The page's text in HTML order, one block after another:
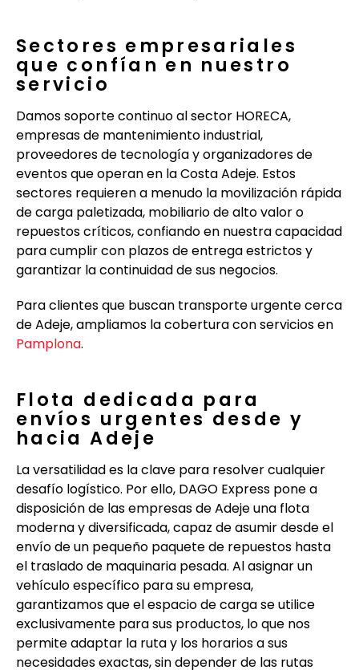
Sectores empresariales
que confían en nuestro
servicio
Damos soporte continuo al sector HORECA,
empresas de mantenimiento industrial,
proveedores de tecnología y organizadores de
eventos que operan en la Costa Adeje. Estos
sectores requieren a menudo la movilización rápida
de carga paletizada, mobiliario de alto valor o
repuestos críticos, confiando en nuestra capacidad
para cumplir con plazos de entrega estrictos y
garantizar la continuidad de sus negocios.
Para clientes que buscan transporte urgente cerca
de Adeje, ampliamos la cobertura con servicios en
Pamplona.
Flota dedicada para
envíos urgentes desde y
hacia Adeje
La versatilidad es la clave para resolver cualquier
desafío logístico. Por ello, DAGO Express pone a
disposición de las empresas de Adeje una flota
moderna y diversificada, capaz de asumir desde el
envío de un pequeño paquete de repuestos hasta
el traslado de maquinaria pesada. Al asignar un
vehículo específico para su empresa,
garantizamos que el espacio de carga se utilice
exclusivamente para sus productos, lo que nos
permite adaptar la ruta y los horarios a sus
necesidades exactas, sin depender de las rutas